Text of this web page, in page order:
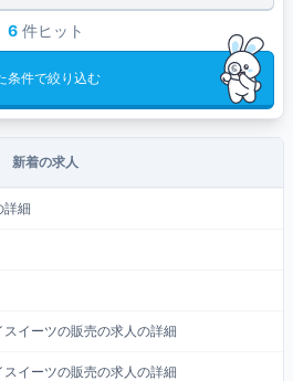
6件ヒット
条件で絞り込む
新着の求人
詳細
スイーツの販売の求人の詳細
スイーツの販売の求人の詳細